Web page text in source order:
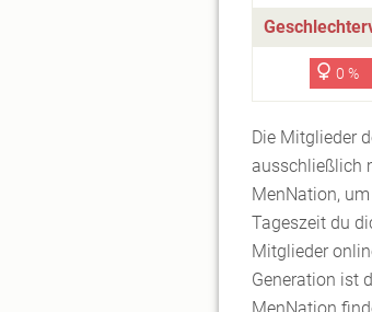
0 %
Die Mitglieder
ausschließlich
MenNation,
Tageszeit du
Mitglieder
Generation ist